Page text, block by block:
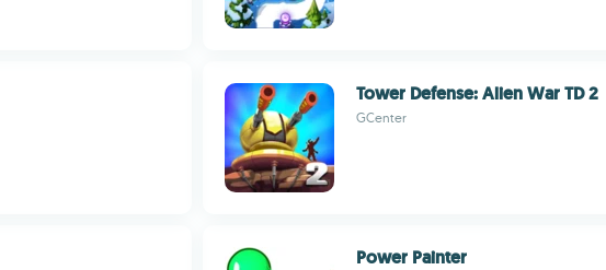
Tower Defense: Alien War TD 2
GCenter
Power Painter